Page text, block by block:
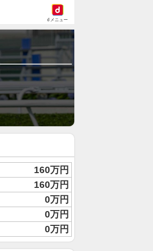
dメニュー
160万円
160万円
0万円
0万円
0万円